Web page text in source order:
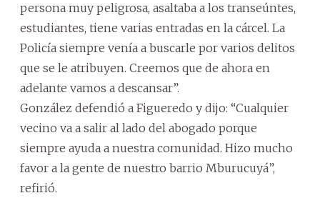
persona muy peligrosa, asaltaba a los transeúntes,
estudiantes, tiene varias entradas en la cárcel. La
Policía siempre venía a buscarle por varios delitos
que se le atribuyen. Creemos que de ahora en
adelante vamos a descansar”.
González defendió a Figueredo y dijo: “Cualquier
vecino va a salir al lado del abogado porque
siempre ayuda a nuestra comunidad. Hizo mucho
favor a la gente de nuestro barrio Mburucuyá”,
refirió.